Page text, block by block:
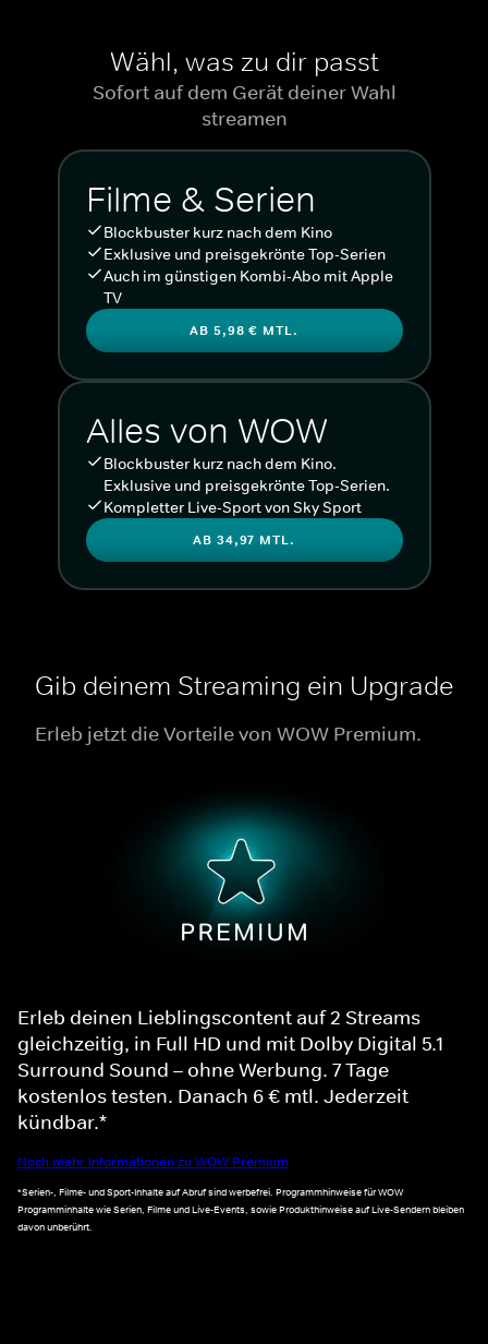
Wähl, was zu dir passt
Sofort auf dem Gerät deiner Wahl
streamen
Filme & Serien
Blockbuster kurz nach dem Kino
Exklusive und preisgekrönte Top-Serien
Auch im günstigen Kombi-Abo mit Apple
TV
AB 5,98 € MTL.
Alles von WOW
Blockbuster kurz nach dem Kino.
Exklusive und preisgekrönte Top-Serien.
Kompletter Live-Sport von Sky Sport
AB 34,97 MTL.
Gib deinem Streaming ein Upgrade
Erleb jetzt die Vorteile von WOW Premium.
Erleb deinen Lieblingscontent auf 2 Streams
gleichzeitig, in Full HD und mit Dolby Digital 5.1
Surround Sound – ohne Werbung. 7 Tage
kostenlos testen. Danach 6 € mtl. Jederzeit
kündbar.*
Noch mehr Informationen zu WOW Premium
*Serien-, Filme- und Sport-Inhalte auf Abruf sind werbefrei. Programmhinweise für WOW
Programminhalte wie Serien, Filme und Live-Events, sowie Produkthinweise auf Live-Sendern bleiben
davon unberührt.